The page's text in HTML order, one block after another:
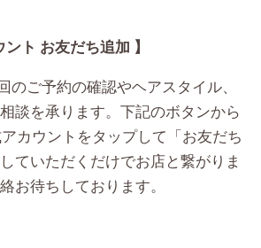
ント お友だち追加 】
のご予約の確認やヘアスタイル、
談を承ります。下記のボタンから
カウントをタップして「お友だち
ていただくだけでお店と繋がりま
お待ちしております。